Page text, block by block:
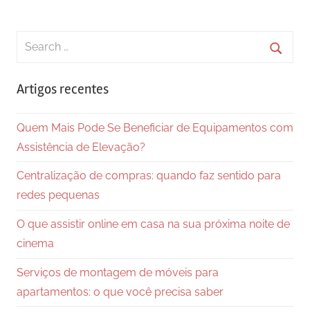
Search
Artigos recentes
Quem Mais Pode Se Beneficiar de Equipamentos com
Assistência de Elevação?
Centralização de compras: quando faz sentido para
redes pequenas
O que assistir online em casa na sua próxima noite de
cinema
Serviços de montagem de móveis para
apartamentos: o que você precisa saber